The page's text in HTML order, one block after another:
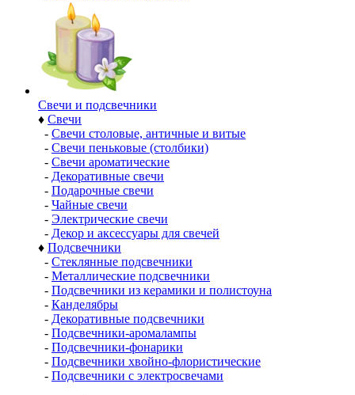
Свечи и подсвечники
♦ Свечи
- Свечи столовые, античные и витые
- Свечи пеньковые (столбики)
- Свечи ароматические
- Декоративные свечи
- Подарочные свечи
- Чайные свечи
- Электрические свечи
- Декор и аксессуары для свечей
♦ Подсвечники
- Стеклянные подсвечники
- Металлические подсвечники
- Подсвечники из керамики и полистоуна
- Канделябры
- Декоративные подсвечники
- Подсвечники-аромалампы
- Подсвечники-фонарики
- Подсвечники хвойно-флористические
- Подсвечники с электросвечами